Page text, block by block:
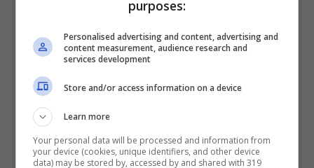
McLaren costretta al maxi-
richiamo
veicoli non avevano superato il test ESP. I
purposes:
Personalised advertising and content, advertising and
content measurement, audience research and
services development
Store and/or access information on a device
Learn more
Your personal data will be processed and information from
your device (cookies, unique identifiers, and other device
data) may be stored by, accessed by and shared with 319